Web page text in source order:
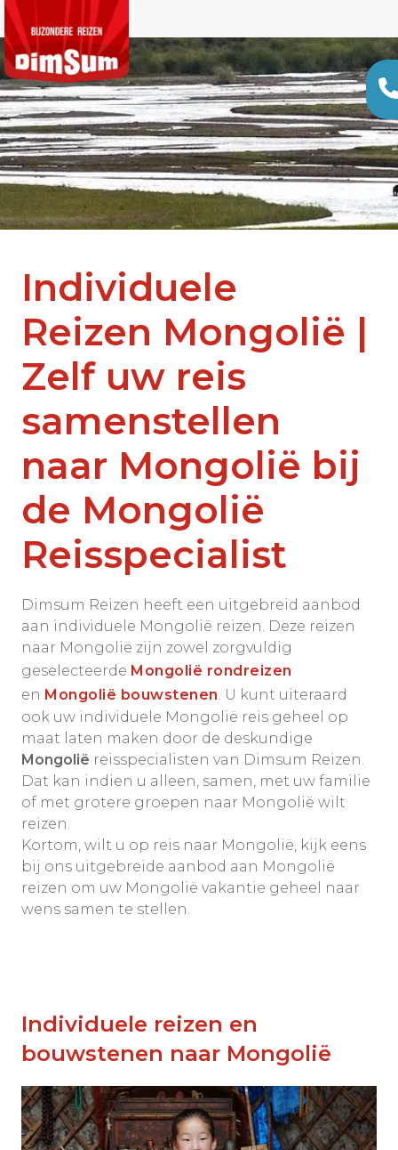
Individuele
Reizen Mongolië |
Zelf uw reis
samenstellen
naar Mongolië bij
de Mongolië
Reisspecialist
Dimsum Reizen heeft een uitgebreid aanbod
aan individuele Mongolië reizen. Deze reizen
naar Mongolië zijn zowel zorgvuldig
geselecteerde Mongolië rondreizen
en Mongolië bouwstenen. U kunt uiteraard
ook uw individuele Mongolië reis geheel op
maat laten maken door de deskundige
Mongolië reisspecialisten van Dimsum Reizen.
Dat kan indien u alleen, samen, met uw familie
of met grotere groepen naar Mongolië wilt
reizen.
Kortom, wilt u op reis naar Mongolië, kijk eens
bij ons uitgebreide aanbod aan Mongolië
reizen om uw Mongolië vakantie geheel naar
wens samen te stellen.
Individuele reizen en
bouwstenen naar Mongolië